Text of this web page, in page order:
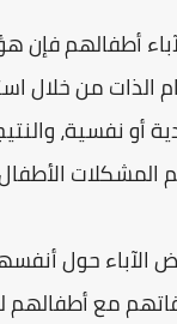
أطفالهم
من خلال
أو نفسية،
المشكلات
الآباء حول
مع أطفالهم